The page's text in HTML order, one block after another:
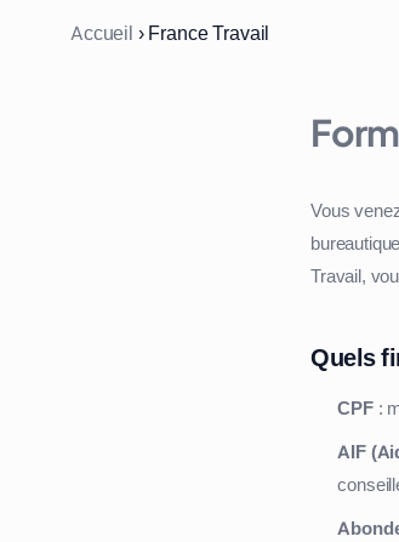
Accueil › France Travail
Vous
Travail,
Quels
CPF:
AIF